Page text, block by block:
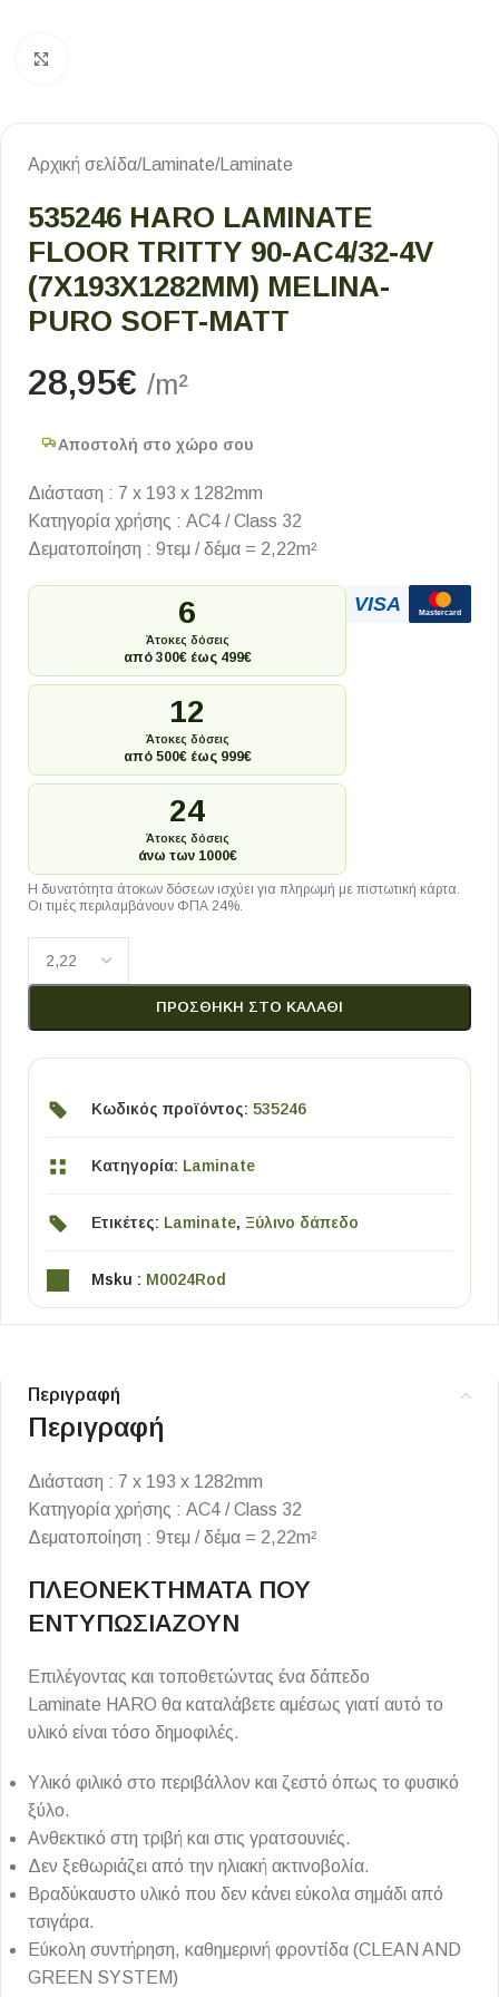
Αρχική σελίδα/Laminate/Laminate
535246 HARO LAMINATE
FLOOR TRITTY 90-AC4/32-4V
(7X193X1282MM) MELINA-
PURO SOFT-MATT
28,95€ /m²
Αποστολή στο χώρο σου
Διάσταση : 7 x 193 x 1282mm
Κατηγορία χρήσης : AC4 / Class 32
Δεματοποίηση : 9τεμ / δέμα = 2,22m²
6
Άτοκες δόσεις
από 300€ έως 499€
12
Άτοκες δόσεις
από 500€ έως 999€
24
Άτοκες δόσεις
άνω των 1000€
VISA Mastercard
Η δυνατότητα άτοκων δόσεων ισχύει για πληρωμή με πιστωτική κάρτα.
Οι τιμές περιλαμβάνουν ΦΠΑ 24%.
ΠΡΟΣΘΉΚΗ ΣΤΟ ΚΑΛΆΘΙ
Κωδικός προϊόντος: 535246
Κατηγορία: Laminate
Ετικέτες: Laminate, Ξύλινο δάπεδο
Msku : M0024Rod
Περιγραφή
Περιγραφή
Διάσταση : 7 x 193 x 1282mm
Κατηγορία χρήσης : AC4 / Class 32
Δεματοποίηση : 9τεμ / δέμα = 2,22m²
ΠΛΕΟΝΕΚΤΗΜΑΤΑ ΠΟΥ
ΕΝΤΥΠΩΣΙΑΖΟΥΝ
Επιλέγοντας και τοποθετώντας ένα δάπεδο
Laminate HARO θα καταλάβετε αμέσως γιατί αυτό το
υλικό είναι τόσο δημοφιλές.
Υλικό φιλικό στο περιβάλλον και ζεστό όπως το φυσικό
ξύλο.
Ανθεκτικό στη τριβή και στις γρατσουνιές.
Δεν ξεθωριάζει από την ηλιακή ακτινοβολία.
Βραδύκαυστο υλικό που δεν κάνει εύκολα σημάδι από
τσιγάρα.
Εύκολη συντήρηση, καθημερινή φροντίδα (CLEAN AND
GREEN SYSTEM)